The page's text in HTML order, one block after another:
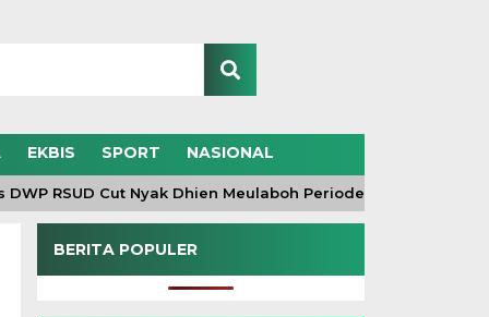
EKBIS SPORT NASIONAL
RSUD Cut Nyak Dhien Meulaboh Periode 2026-2030 Resmi
BERITA POPULER